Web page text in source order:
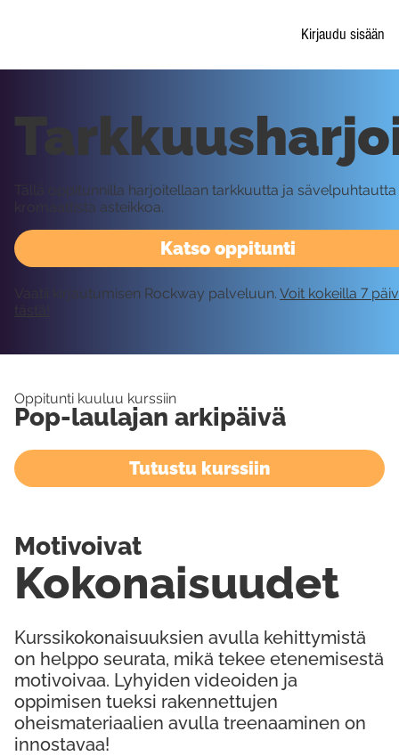
Kirjaudu sisään
Katso oppitunti
Tällä oppitunnilla harjoitellaan tarkkuutta ja
kromaattista asteikkoa.
Vaatii kirjautumisen Rockway palveluun. Voit kokeilla 7
tästä!
Oppitunti kuuluu kurssiin
Pop-laulajan arkipäivä
Tutustu kurssiin
Kurssikokonaisuuksien avulla kehittymistä
on helppo seurata, mikä tekee etenemisestä
motivoivaa. Lyhyiden videoiden ja
oppimisen tueksi rakennettujen
oheismateriaalien avulla treenaaminen on
innostavaa!
Kokonaisuudet
Motivoivat